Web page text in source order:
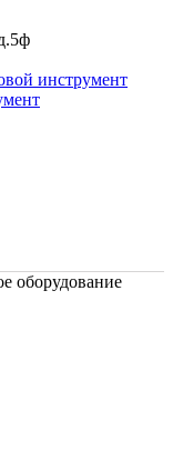
инструмент
оборудование